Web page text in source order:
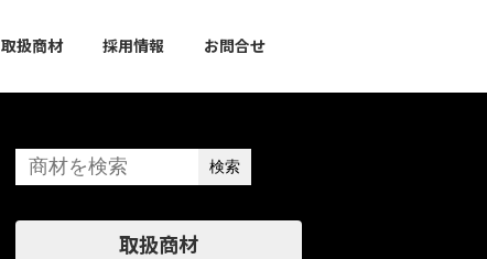
取扱商材 採用情報 お問合せ
検索
取扱商材